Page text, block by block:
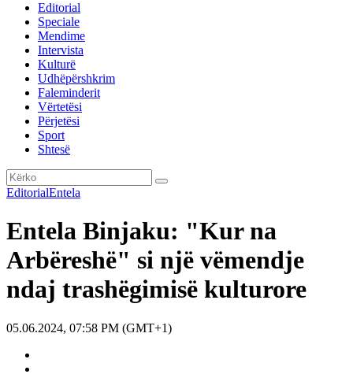
Editorial
Speciale
Mendime
Intervista
Kulturë
Udhëpërshkrim
Faleminderit
Vërtetësi
Përjetësi
Sport
Shtesë
EditorialEntela
Entela Binjaku: "Kur na
Arbëreshë" si një vëmendje
ndaj trashëgimisë kulturore
05.06.2024, 07:58 PM (GMT+1)